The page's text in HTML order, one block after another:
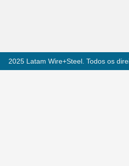
2025 Latam Wire+Steel. Todos os